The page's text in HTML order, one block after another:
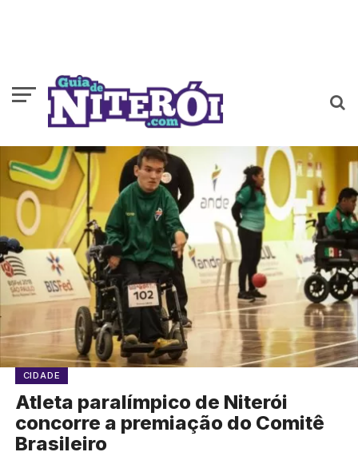
CIDADE
Atleta paralímpico de Niterói
concorre a premiação do Comitê
Brasileiro